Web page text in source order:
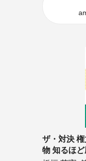
ザ・対決
物 知るほ